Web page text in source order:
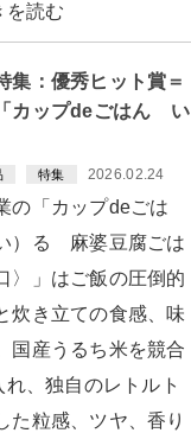
読む
集：優秀ヒット賞＝
カップdeごはん い
特集 2026.02.24
の「カップdeごは
）る 麻婆豆腐ごは
〉」はご飯の圧倒的
炊き立ての食感、味
国産うるち米を競合
、独自のレトルト
た粒感、ツヤ、香り